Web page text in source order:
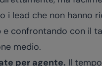
i lead che non hanno
confrontando con il
medio.
per agente. Il